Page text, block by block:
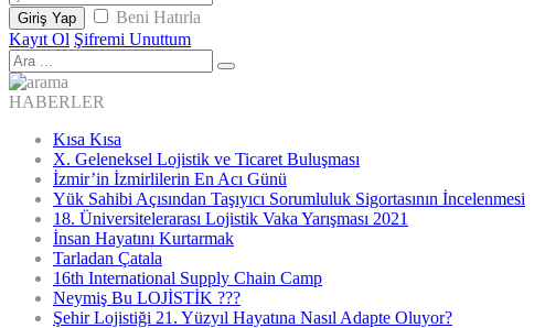
Giriş Yap
Beni Hatırla
Kayıt Ol Şifremi Unuttum
HABERLER
Kısa Kısa
X. Geleneksel Lojistik ve Ticaret Buluşması
İzmir’in İzmirlilerin En Acı Günü
Yük Sahibi Açısından Taşıyıcı Sorumluluk Sigortasının İncelenmesi
18. Üniversitelerarası Lojistik Vaka Yarışması 2021
İnsan Hayatını Kurtarmak
Tarladan Çatala
16th International Supply Chain Camp
Neymiş Bu LOJİSTİK ???
Şehir Lojistiği 21. Yüzyıl Hayatına Nasıl Adapte Oluyor?